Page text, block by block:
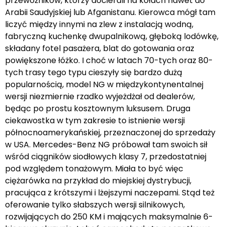
Arabii Saudyjskiej lub Afganistanu. Kierowca mógł tam
liczyć między innymi na zlew z instalacją wodną,
fabryczną kuchenkę dwupalnikową, głęboką lodówkę,
składany fotel pasażera, blat do gotowania oraz
powiększone łóżko. I choć w latach 70-tych oraz 80-
tych trasy tego typu cieszyły się bardzo dużą
popularnością, model NG w międzykontynentalnej
wersji niezmiernie rzadko wyjeżdżał od dealerów,
będąc po prostu kosztownym luksusem. Druga
ciekawostka w tym zakresie to istnienie wersji
północnoamerykańskiej, przeznaczonej do sprzedaży
w USA. Mercedes-Benz NG próbował tam swoich sił
wśród ciągników siodłowych klasy 7, przedostatniej
pod względem tonażowym. Miała to być więc
ciężarówka na przykład do miejskiej dystrybucji,
pracująca z krótszymi i lżejszymi naczepami. Stąd też
oferowanie tylko słabszych wersji silnikowych,
rozwijających do 250 KM i mających maksymalnie 6-